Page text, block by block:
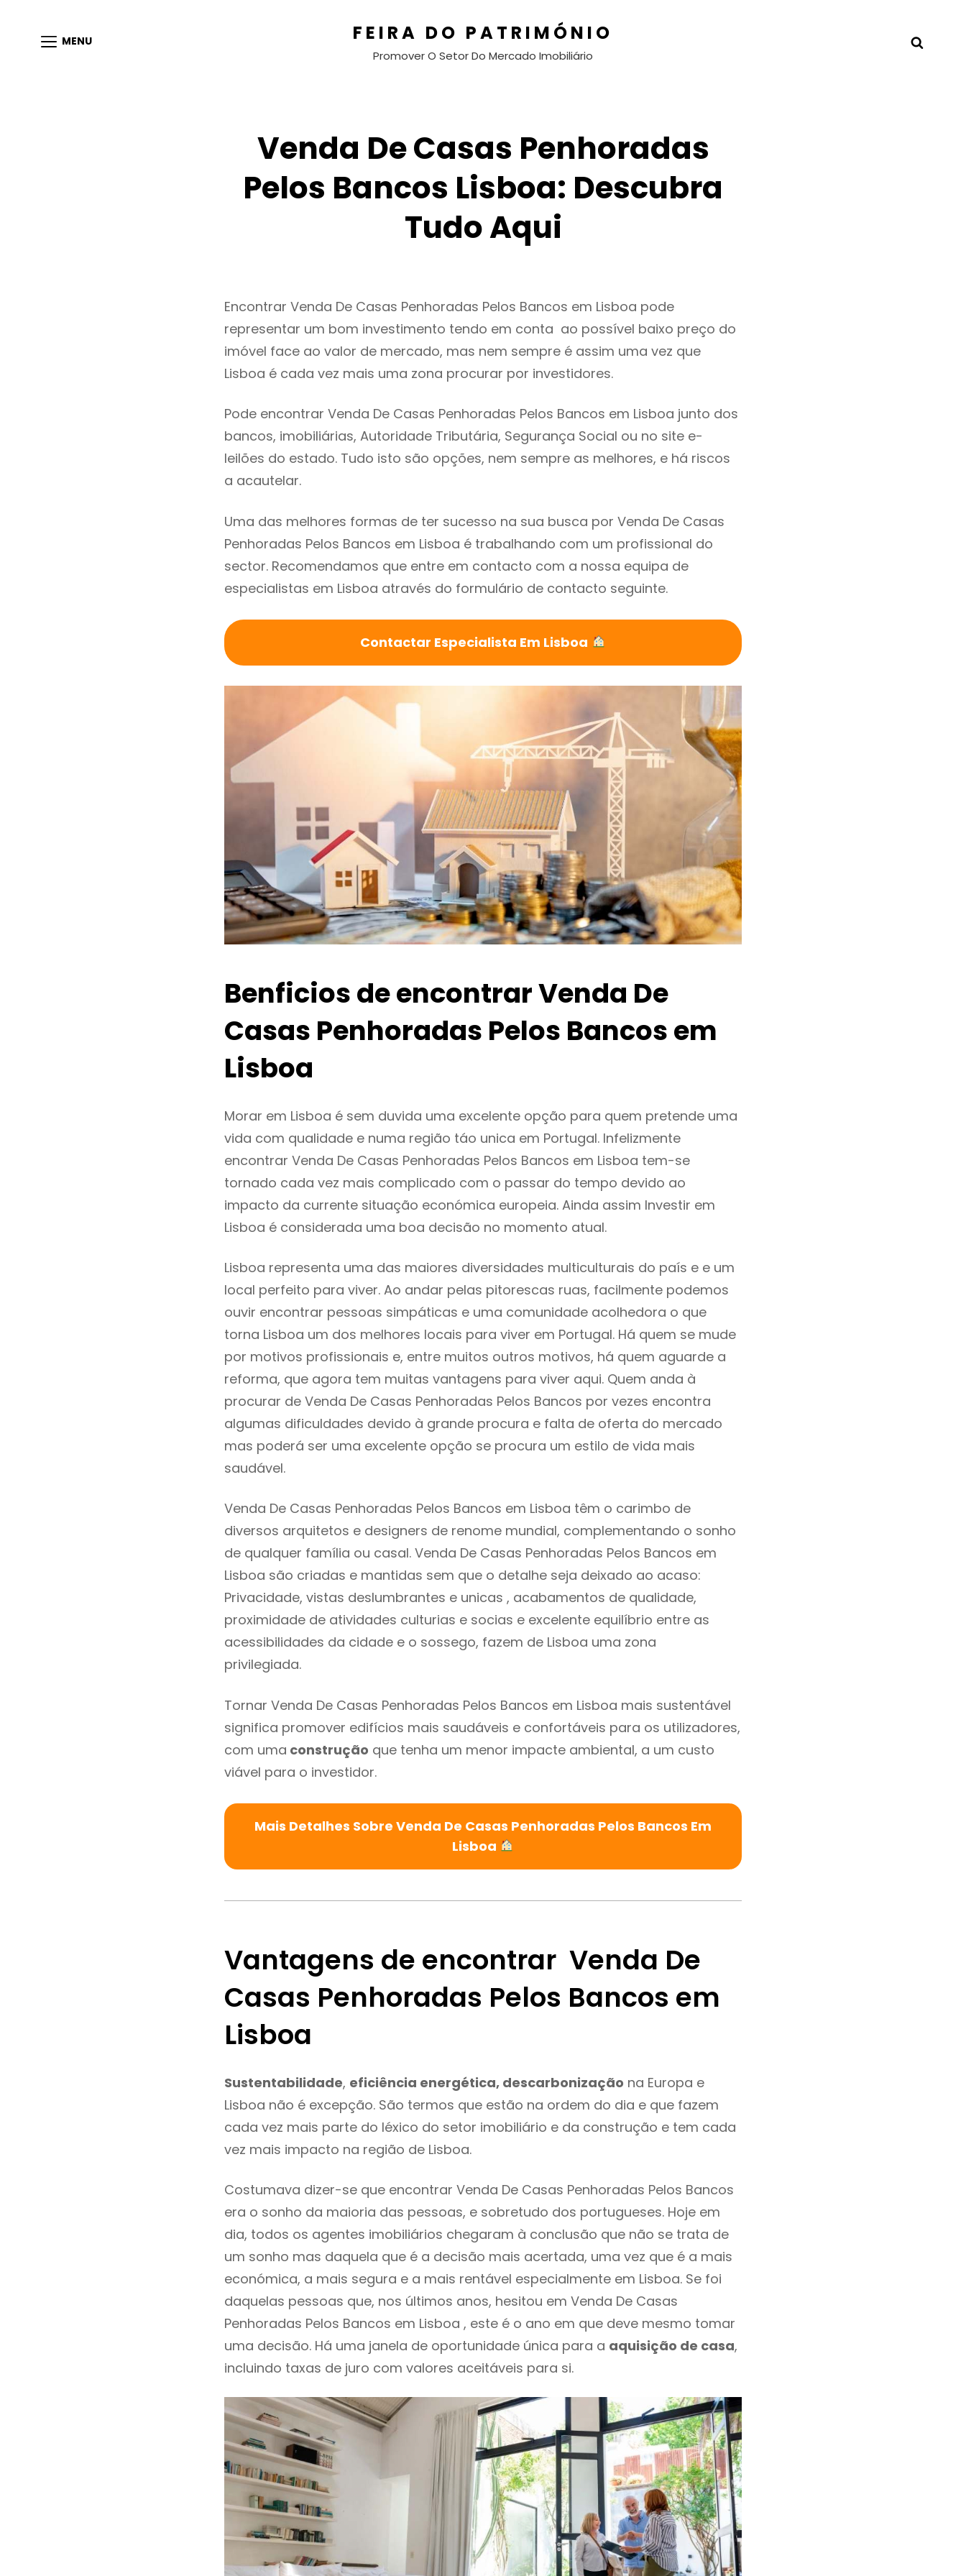
MENU FEIRA DO PATRIMÓNIO
Promover O Setor Do Mercado Imobiliário
Venda De Casas Penhoradas
Pelos Bancos Lisboa: Descubra
Tudo Aqui
Encontrar Venda De Casas Penhoradas Pelos Bancos em Lisboa pode
representar um bom investimento tendo em conta ao possível baixo preço do
imóvel face ao valor de mercado, mas nem sempre é assim uma vez que
Lisboa é cada vez mais uma zona procurar por investidores.
Pode encontrar Venda De Casas Penhoradas Pelos Bancos em Lisboa junto dos
bancos, imobiliárias, Autoridade Tributária, Segurança Social ou no site e-
leilões do estado. Tudo isto são opções, nem sempre as melhores, e há riscos
a acautelar.
Uma das melhores formas de ter sucesso na sua busca por Venda De Casas
Penhoradas Pelos Bancos em Lisboa é trabalhando com um profissional do
sector. Recomendamos que entre em contacto com a nossa equipa de
especialistas em Lisboa através do formulário de contacto seguinte.
Contactar Especialista Em Lisboa
Benficios de encontrar Venda De
Casas Penhoradas Pelos Bancos em
Lisboa
Morar em Lisboa é sem duvida uma excelente opção para quem pretende uma
vida com qualidade e numa região táo unica em Portugal. Infelizmente
encontrar Venda De Casas Penhoradas Pelos Bancos em Lisboa tem-se
tornado cada vez mais complicado com o passar do tempo devido ao
impacto da currente situação económica europeia. Ainda assim Investir em
Lisboa é considerada uma boa decisão no momento atual.
Lisboa representa uma das maiores diversidades multiculturais do país e e um
local perfeito para viver. Ao andar pelas pitorescas ruas, facilmente podemos
ouvir encontrar pessoas simpáticas e uma comunidade acolhedora o que
torna Lisboa um dos melhores locais para viver em Portugal. Há quem se mude
por motivos profissionais e, entre muitos outros motivos, há quem aguarde a
reforma, que agora tem muitas vantagens para viver aqui. Quem anda à
procurar de Venda De Casas Penhoradas Pelos Bancos por vezes encontra
algumas dificuldades devido à grande procura e falta de oferta do mercado
mas poderá ser uma excelente opção se procura um estilo de vida mais
saudável.
Venda De Casas Penhoradas Pelos Bancos em Lisboa têm o carimbo de
diversos arquitetos e designers de renome mundial, complementando o sonho
de qualquer família ou casal. Venda De Casas Penhoradas Pelos Bancos em
Lisboa são criadas e mantidas sem que o detalhe seja deixado ao acaso:
Privacidade, vistas deslumbrantes e unicas , acabamentos de qualidade,
proximidade de atividades culturias e socias e excelente equilíbrio entre as
acessibilidades da cidade e o sossego, fazem de Lisboa uma zona
privilegiada.
Tornar Venda De Casas Penhoradas Pelos Bancos em Lisboa mais sustentável
significa promover edifícios mais saudáveis e confortáveis para os utilizadores,
com uma construção que tenha um menor impacte ambiental, a um custo
viável para o investidor.
Mais Detalhes Sobre Venda De Casas Penhoradas Pelos Bancos Em
Lisboa
Vantagens de encontrar Venda De
Casas Penhoradas Pelos Bancos em
Lisboa
Sustentabilidade, eficiência energética, descarbonização na Europa e
Lisboa não é excepção. São termos que estão na ordem do dia e que fazem
cada vez mais parte do léxico do setor imobiliário e da construção e tem cada
vez mais impacto na região de Lisboa.
Costumava dizer-se que encontrar Venda De Casas Penhoradas Pelos Bancos
era o sonho da maioria das pessoas, e sobretudo dos portugueses. Hoje em
dia, todos os agentes imobiliários chegaram à conclusão que não se trata de
um sonho mas daquela que é a decisão mais acertada, uma vez que é a mais
económica, a mais segura e a mais rentável especialmente em Lisboa. Se foi
daquelas pessoas que, nos últimos anos, hesitou em Venda De Casas
Penhoradas Pelos Bancos em Lisboa , este é o ano em que deve mesmo tomar
uma decisão. Há uma janela de oportunidade única para a aquisição de casa,
incluindo taxas de juro com valores aceitáveis para si.